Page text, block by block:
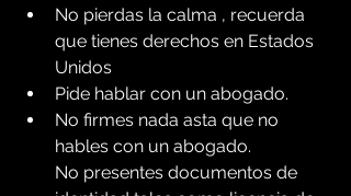
No pierdas la calma , recuerda
que tienes derechos en Estados
Unidos
Pide hablar con un abogado.
No firmes nada asta que no
hables con un abogado.
No presentes documentos de